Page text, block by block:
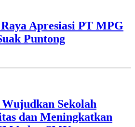
Apresiasi PT MPG
Puntong
Sekolah
dan Meningkatkan